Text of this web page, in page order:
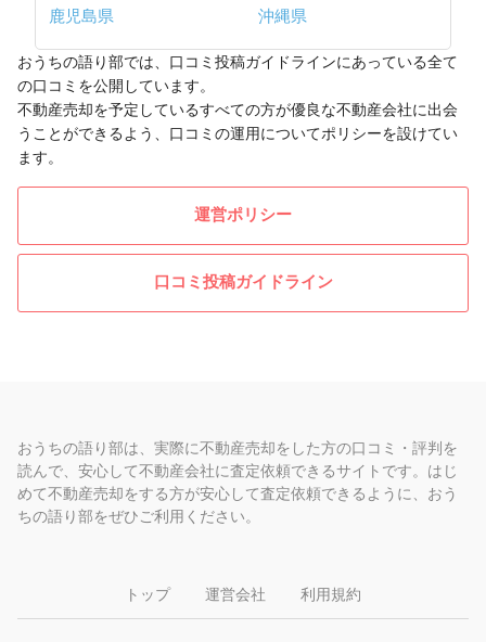
鹿児島県
沖縄県
おうちの語り部では、口コミ投稿ガイドラインにあっている全て
の口コミを公開しています。
不動産売却を予定しているすべての方が優良な不動産会社に出会
うことができるよう、口コミの運用についてポリシーを設けてい
ます。
運営ポリシー
口コミ投稿ガイドライン
おうちの語り部は、実際に不動産売却をした方の口コミ・評判を
読んで、安心して不動産会社に査定依頼できるサイトです。はじ
めて不動産売却をする方が安心して査定依頼できるように、おう
ちの語り部をぜひご利用ください。
トップ 運営会社 利用規約